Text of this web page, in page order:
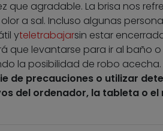
que agradable. La brisa nos
a sal. Incluso algunas
yteletrabajarsin estar
que levantarse para ir al baño
la posibilidad de robo acecha.
de precauciones o utilizar
del ordenador, la tableta o